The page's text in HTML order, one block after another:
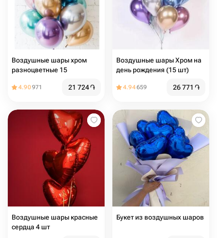
Воздушные шары хром
разноцветные 15
4.90971 21 724֏
Воздушные шары Хром на
день рождения (15 шт)
4.94659 26 771 ֏
Воздушные шары красные
сердца 4 шт
Букет из воздушных шаров